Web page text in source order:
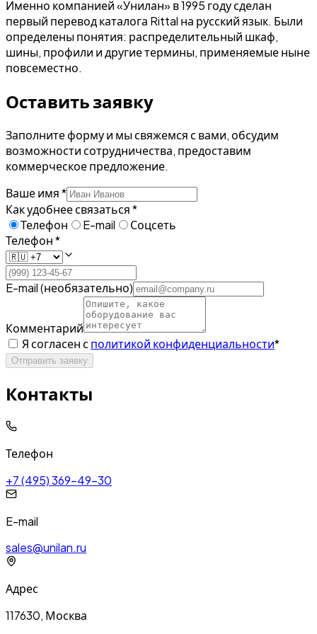
Именно компанией «Унилан» в 1995 году сделан
первый перевод каталога Rittal на русский язык. Были
определены понятия: распределительный шкаф,
шины, профили и другие термины, применяемые ныне
повсеместно.
Оставить заявку
Заполните форму и мы свяжемся с вами, обсудим
возможности сотрудничества, предоставим
коммерческое предложение.
Ваше имя *
Как удобнее связаться *
Телефон
E-mail
Соцсеть
Телефон *
E-mail (необязательно)
Комментарий
Я согласен с политикой конфиденциальности*
Отправить заявку
Контакты
Телефон
+7 (495) 369-49-30
E-mail
sales@unilan.ru
Адрес
117630, Москва